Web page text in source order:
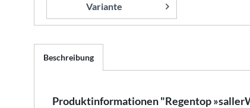
Variante
Beschreibung
Produktinformationen "Regentop